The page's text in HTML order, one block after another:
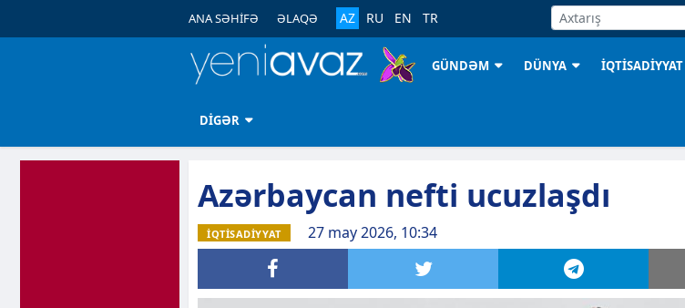
ANA SƏHİFƏ ƏLAQƏ AZ RU EN TR
GÜNDƏM DÜNYA İQTİSADİYYAT
DİGƏR
Azərbaycan nefti ucuzlaşdı
İQTİSADİYYAT 27 may 2026, 10:34